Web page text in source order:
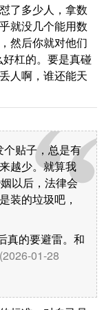
了多少人，拿数
就没几个能用数
然后你就对他们
杠的。要是真碰
人啊，谁还能天
贴子，总是有
越少。就算我
以后，法律会
装的垃圾吧，
真的要避雷。和
(2026-01-28